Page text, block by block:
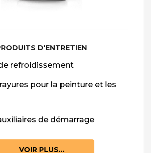
D'ENTRETIEN
refroidissement
pour la peinture et les
de démarrage
VOIR PLUS...